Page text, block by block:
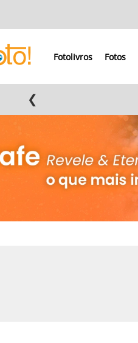
Fotolivros Fotos
❮